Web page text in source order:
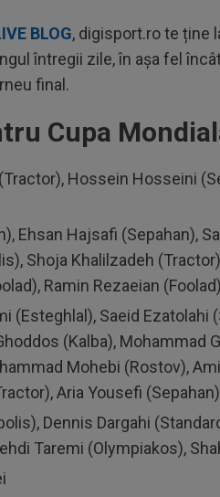
BLOG, digisport.ro te ține
întregii zile, în așa fel
final.
Cupa
Hossein Hosseini
Ehsan Hajsafi (Sepahan),
Shoja Khalilzadeh
Ramin Rezaeian (Foolad)
(Esteghlal), Saeid Ezatolahi
(Kalba), Mohammad
Mohebi (Rostov),
Aria Yousefi (Sepahan)
Dennis Dargahi
Taremi (Olympiakos),